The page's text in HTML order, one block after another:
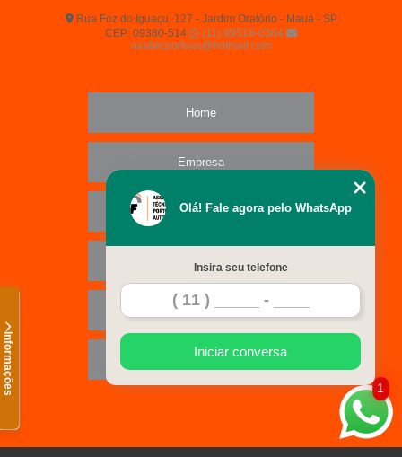
Informações
Rua Foz do Iguaçu, 127 - Jardim Oratório - Mauá - SP
CEP: 09380-514
(11) 99516-0364
assitecportoes@hotmail.com
Home
Empresa
Missão
Serviços
Contato
Mapa do site
1
Olá! Fale agora pelo WhatsApp
Insira seu telefone
Iniciar conversa